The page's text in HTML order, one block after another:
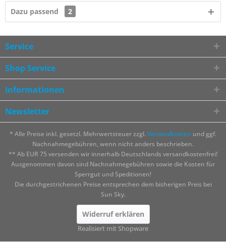
Dazu passend 2
Service
Shop Service
Informationen
Newsletter
* Alle Preise inkl. gesetzl. Mehrwertsteuer zzgl. Versandkosten und ggf.
Nachnahmegebühren, wenn nicht anders beschrieben.
** Ab EUR 75 versenden wir innerhalb Deutschlands versandkostenfrei!
Ausgenommen davon sind Nachnahmegebühren sowie die Kosten für
Sperrgut und Speditionen!
Die durchgestrichenen Preise entsprechen dem bisherigen Preis bei
Sun Sky.
Widerruf erklären
Realisiert mit Shopware